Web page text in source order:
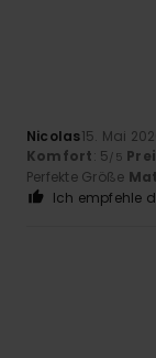
Nicolas15. Mai
Komfort: 5 /5
Perfekte Größe
Ich empfehle